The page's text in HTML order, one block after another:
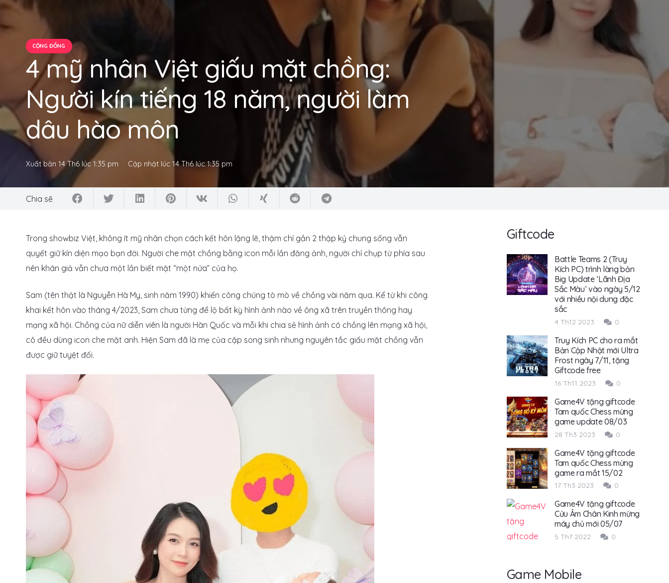
CỘNG ĐỒNG
4 mỹ nhân Việt giấu mặt chồng:
Người kín tiếng 18 năm, người làm
dâu hào môn
Xuất bản 14 Th6 lúc 1:35 pm Cập nhật lúc14 Th6 lúc 1:35 pm
Chia sẽ
Trong showbiz Việt, không ít mỹ nhân chọn cách kết hôn lặng lẽ, thậm chí gần 2 thập kỷ chung sống vẫn
quyết giữ kín diện mạo bạn đời. Người che mặt chồng bằng icon mỗi lần đăng ảnh, người chỉ chụp từ phía sau
nên khán giả vẫn chưa một lần biết mặt “một nửa” của họ.
Sam (tên thật là Nguyễn Hà My, sinh năm 1990) khiến công chúng tò mò về chồng vài năm qua. Kể từ khi công
khai kết hôn vào tháng 4/2023, Sam chưa từng để lộ bất kỳ hình ảnh nào về ông xã trên truyền thông hay
mạng xã hội. Chồng của nữ diễn viên là người Hàn Quốc và mỗi khi chia sẻ hình ảnh có chồng lên mạng xã hội,
cô đều dùng icon che mặt anh. Hiện Sam đã là mẹ của cặp song sinh nhưng nguyên tắc giấu mặt chồng vẫn
được giữ tuyệt đối.
Giftcode
Battle Teams 2 (Truy
Kích PC) trình làng bản
Big Update ‘Lãnh Địa
Sắc Màu’ vào ngày 5/12
với nhiều nội dung đặc
sắc
4 Th12 2023 0
Truy Kích PC cho ra mắt
Bản Cập Nhật mới Ultra
Frost ngày 7/11, tặng
Giftcode free
16 Th11 2023 0
Game4V tặng giftcode
Tam quốc Chess mừng
game update 08/03
28 Th3 2023 0
Game4V tặng giftcode
Tam quốc Chess mừng
game ra mắt 15/02
17 Th3 2023 0
Game4V tặng giftcode
Cửu Âm Chân Kinh mừng
máy chủ mới 05/07
5 Th7 2022 0
Game Mobile